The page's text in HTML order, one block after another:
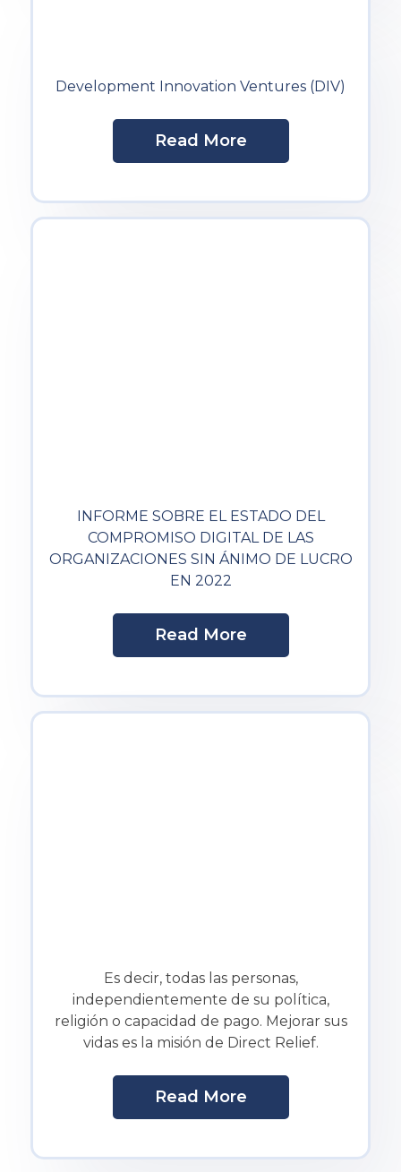
Development Innovation Ventures (DIV)
Read More
INFORME SOBRE EL ESTADO DEL
COMPROMISO DIGITAL DE LAS
ORGANIZACIONES SIN ÁNIMO DE LUCRO
EN 2022
Read More
Es decir, todas las personas,
independientemente de su política,
religión o capacidad de pago. Mejorar sus
vidas es la misión de Direct Relief.
Read More